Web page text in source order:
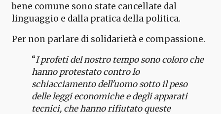
bene comune sono state cancellate dal
linguaggio e dalla pratica della politica.
Per non parlare di solidarietà e compassione.
“I profeti del nostro tempo sono coloro che
hanno protestato contro lo
schiacciamento dell'uomo sotto il peso
delle leggi economiche e degli apparati
tecnici, che hanno rifiutato queste